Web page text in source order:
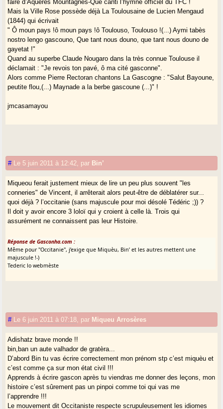
faire d’Aquéres Mountagnes-Que canti l’hymne officiel du TFC !
Mais la Ville Rose possède déjà La Toulousaine de Lucien Mengaud
(1844) qui écrivait
" Ô moun pays !ô moun pays !ô Toulouso, Toulouso !(...) Aymi tabès
nostro lengo gascouno, Que tant nous douno, que tant nous douno de
gayetat !"
Quand au superbe Claude Nougaro dans la très connue Toulouse il
déclamait : "Je revois ton pavé, ô ma cité gasconne".
Alors comme Pierre Rectoran chantons La Gascogne : "Salut Bayoune,
peutite flou,(...) Maynade a la berbe gascoune (...)" !
jmcasamayou
# Le 5 juin 2011 à 12:42 par Bin’
Miqueou ferait justement mieux de lire un peu plus souvent "les
conneries" de Vincent, il arrêterait alors peut-être de déblatérer sur...
quoi déjà ? l’occitanie (sans majuscule pour moi désolé Tédéric ;)) ?
Il doit y avoir encore 3 loloï qui y croient à celle là. Trois qui
assurément ne connaissent pas leur Histoire.
Réponse de Gasconha.com :
Même pour "Occitanie", j’exige que Miquèu, Bin’ et les autres mettent une
majuscule !-)
Tederic lo webmèste
# Le 6 juin 2011 à 07:18 par Miqueu Arrosères
Adishatz brave monde !!
bin,ban un aute valhador de gratèra...
D’abord Bin tu vas écrire correctement mon prénom stp c’est miquèu et
c’est comme ça sur mon état civil !!!
Apprends à écrire gascon après tu viendras me donner des leçons, mon
histoire c’est sûrement pas un pinpoi comme toi qui vas me
l’apprendre !!!
Le mouvement dit Occitaniste respecte scrupuleusement les idiomes